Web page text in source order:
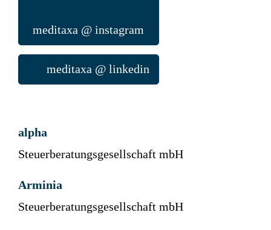
meditaxa @ instagram
meditaxa @ linkedin
alpha
Steuerberatungsgesellschaft mbH
Arminia
Steuerberatungsgesellschaft mbH